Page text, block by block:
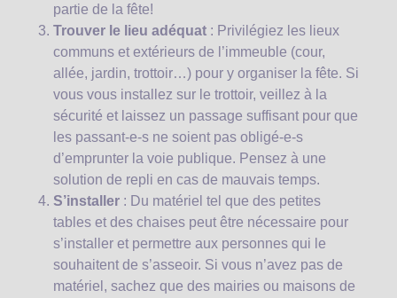
partie de la fête!
Trouver le lieu adéquat : Privilégiez les lieux
communs et extérieurs de l’immeuble (cour,
allée, jardin, trottoir…) pour y organiser la fête. Si
vous vous installez sur le trottoir, veillez à la
sécurité et laissez un passage suffisant pour que
les passant-e-s ne soient pas obligé-e-s
d’emprunter la voie publique. Pensez à une
solution de repli en cas de mauvais temps.
S’installer : Du matériel tel que des petites
tables et des chaises peut être nécessaire pour
s’installer et permettre aux personnes qui le
souhaitent de s’asseoir. Si vous n’avez pas de
matériel, sachez que des mairies ou maisons de